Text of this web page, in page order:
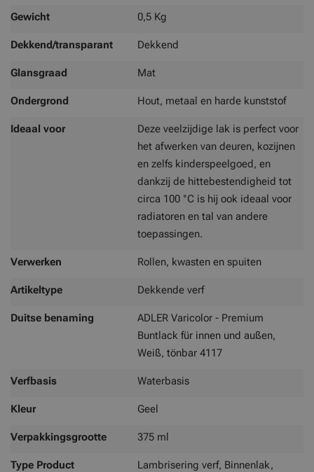
Gewicht 0,5 Kg
Dekkend/transparant Dekkend
Glansgraad Mat
Ondergrond Hout, metaal en harde kunststof
Ideaal voor
Deze veelzijdige lak is perfect voor
het afwerken van deuren, kozijnen
en zelfs kinderspeelgoed, en
dankzij de hittebestendigheid tot
circa 100 °C is hij ook ideaal voor
radiatoren en tal van andere
toepassingen.
Verwerken Rollen, kwasten en spuiten
Artikeltype Dekkende verf
Duitse benaming
ADLER Varicolor - Premium
Buntlack für innen und außen,
Weiß, tönbar 4117
Verfbasis Waterbasis
Kleur Geel
Verpakkingsgrootte 375 ml
Type Product
Lambrisering verf, Binnenlak,